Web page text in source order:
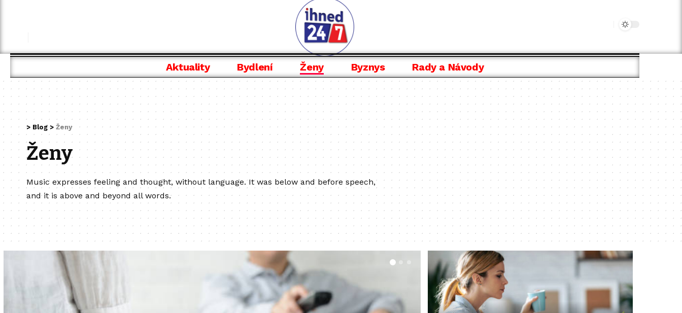
Aktuality Bydlení Ženy Byznys Rady a Návody
> Blog> Ženy
Ženy
Music expresses feeling and thought, without language. It was below and before speech,
and it is above and beyond all words.